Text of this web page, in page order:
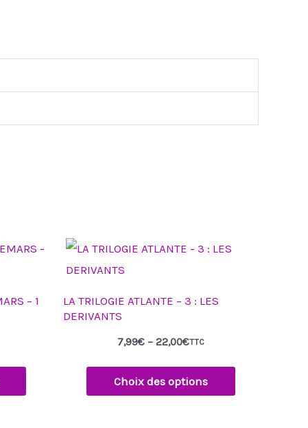
– 1
LA TRILOGIE ATLANTE – 3 : LES
DERIVANTS
7,99€ – 22,00€
de
prix :
22,00€
TTC
Choix des options
Ce
plusieurs
peuvent